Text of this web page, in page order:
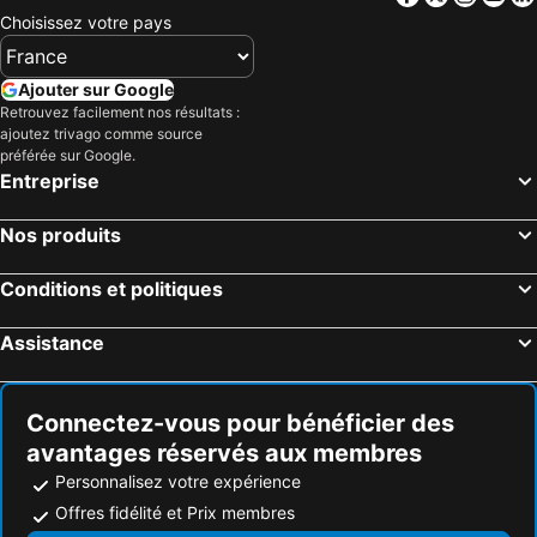
Turin, Piémont Hôtels
Chamonix-Mont-Blanc, Auvergne-Rhône-Alpes Hôtels
Tignes, Auvergne-Rhône-Alpes Hôtels
Châtel, Auvergne-Rhône-Alpes Hôtels
Saint-Gervais-les-Bains, Auvergne-Rhône-Alpes Hôtels
Milan, Lombardie Hôtels
Florence, Toscane Hôtels
Palerme, Sicile Hôtels
Catane, Sicile Hôtels
Choisissez votre pays
Ajouter sur Google
Retrouvez facilement nos résultats :
ajoutez trivago comme source
préférée sur Google.
Entreprise
Nos produits
Conditions et politiques
Assistance
Connectez-vous pour bénéficier des
avantages réservés aux membres
Personnalisez votre expérience
Offres fidélité et Prix membres